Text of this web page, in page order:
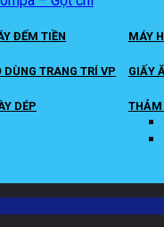
ĐẾM TIỀN MÁY
DÙNG TRANG TRÍ VP GIẤY
DÉP THẢM